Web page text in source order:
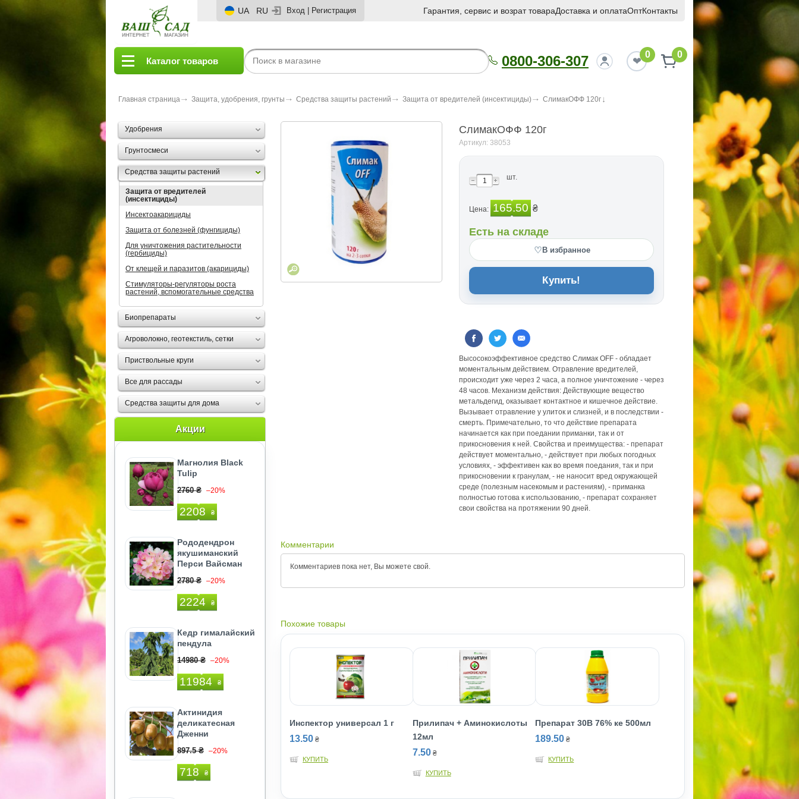
UA RU Вход Регистрация Гарантия, сервис и возрат товараДоставка и оплатаОптКонтакты
Каталог товаров 0800-306-307 0 0
Главная страница Защита, удобрения, грунты Средства защиты растений Защита от вредителей (инсектициды) СлимакОФФ 120г
Удобрения
Грунтосмеси
Средства защиты растений
Защита от вредителей
(инсектициды)
Инсектоакарициды
Защита от болезней (фунгициды)
Для уничтожения растительности
(гербициды)
От клещей и паразитов (акарициды)
Стимуляторы-регуляторы роста
растений, вспомогательные средства
Биопрепараты
Агроволокно, геотекстиль, сетки
Приствольные круги
Все для рассады
Средства защиты для дома
Акции
Магнолия Black
Tulip
2760 ₴ –20%
2208 ₴
Рододендрон
якушиманский
Перси Вайсман
2780 ₴ –20%
2224 ₴
Кедр гималайский
пендула
14980 ₴ –20%
11984 ₴
Актинидия
деликатесная
Дженни
897.5 ₴ –20%
718 ₴
СлимакОФФ 120г
Артикул: 38053
шт.
Цена: 165.50 ₴
Есть на складе
♡В избранное
Купить!
Высосокоэффективное средство Слимак OFF - обладает
моментальным действием. Отравление вредителей,
происходит уже через 2 часа, а полное уничтожение - через
48 часов. Механизм действия: Действующие вещество
метальдегид, оказывает контактное и кишечное действие.
Вызывает отравление у улиток и слизней, и в последствии -
смерть. Примечательно, то что действие препарата
начинается как при поедании приманки, так и от
прикосновения к ней. Свойства и преимущества: - препарат
действует моментально, - действует при любых погодных
условиях, - эффективен как во время поедания, так и при
прикосновении к гранулам, - не наносит вред окружающей
среде (полезным насекомым и растениям), - приманка
полностью готова к использованию, - препарат сохраняет
свои свойства на протяжении 90 дней.
Комментарии
Комментариев пока нет, Вы можете свой.
Похожие товары
Инспектор универсал 1 г
13.50 ₴
КУПИТЬ
Прилипач + Аминокислоты
12мл
7.50 ₴
КУПИТЬ
Препарат 30В 76% ке 500мл
189.50 ₴
КУПИТЬ